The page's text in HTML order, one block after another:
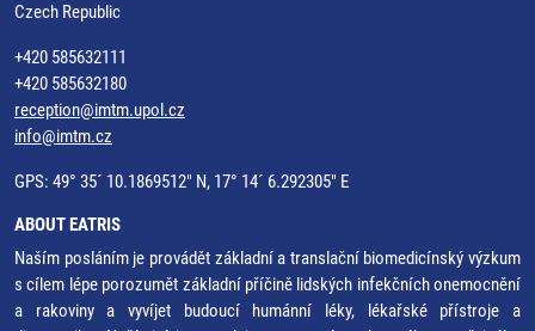
Czech Republic
+420 585632111
+420 585632180
reception@imtm.upol.cz
info@imtm.cz
GPS: 49° 35´ 10.1869512" N, 17° 14´ 6.292305" E
ABOUT EATRIS
Naším posláním je provádět základní a translační biomedicínský výzkum
s cílem lépe porozumět základní příčině lidských infekčních onemocnění
a rakoviny a vyvíjet budoucí humánní léky, lékařské přístroje a